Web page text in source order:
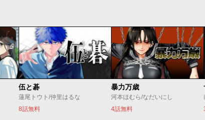
伍と碁
蓮尾トウト/仲里はるな
8話無料
暴力万歳
河本ほむら/なだいにし
4話無料